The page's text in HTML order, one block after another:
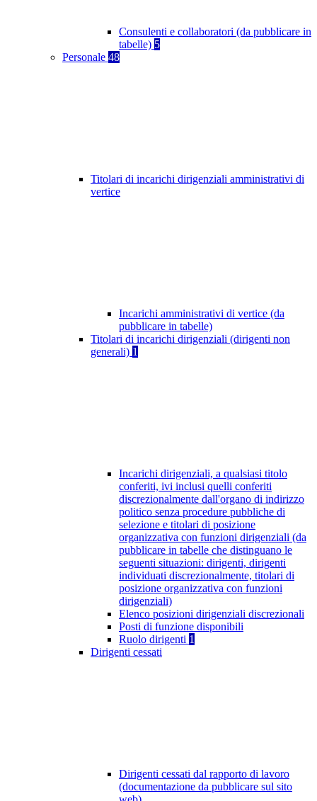
Consulenti e collaboratori (da pubblicare in
tabelle) 5
Personale 48
Titolari di incarichi dirigenziali amministrativi di
vertice
Incarichi amministrativi di vertice (da
pubblicare in tabelle)
Titolari di incarichi dirigenziali (dirigenti non
generali) 1
Incarichi dirigenziali, a qualsiasi titolo
conferiti, ivi inclusi quelli conferiti
discrezionalmente dall'organo di indirizzo
politico senza procedure pubbliche di
selezione e titolari di posizione
organizzativa con funzioni dirigenziali (da
pubblicare in tabelle che distinguano le
seguenti situazioni: dirigenti, dirigenti
individuati discrezionalmente, titolari di
posizione organizzativa con funzioni
dirigenziali)
Elenco posizioni dirigenziali discrezionali
Posti di funzione disponibili
Ruolo dirigenti 1
Dirigenti cessati
Dirigenti cessati dal rapporto di lavoro
(documentazione da pubblicare sul sito